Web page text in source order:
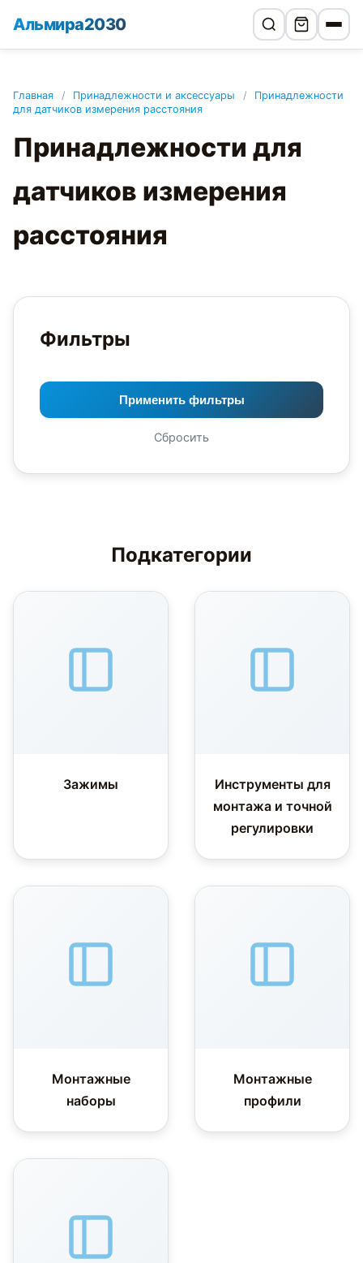
Альмира2030
Главная / Принадлежности и аксессуары /
Принадлежности
для датчиков измерения расстояния
Принадлежности для
датчиков измерения
расстояния
Фильтры
Применить фильтры
Сбросить
Подкатегории
Зажимы
Инструменты для
монтажа и точной
регулировки
Монтажные
наборы
Монтажные
профили